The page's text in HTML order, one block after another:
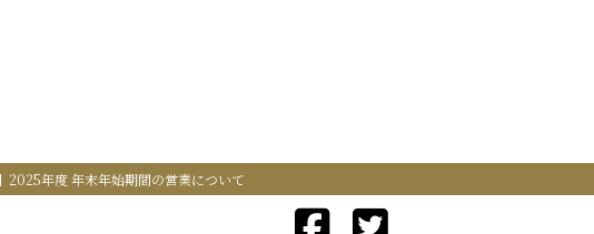
2025年度 年末年始期間の営業について